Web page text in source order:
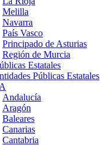
Melilla
Navarra
País Vasco
Principado de Asturias
Región de Murcia
Estatales
Públicas Estatales
Andalucía
Aragón
Baleares
Canarias
Cantabria